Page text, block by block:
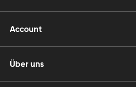
Account
Über uns